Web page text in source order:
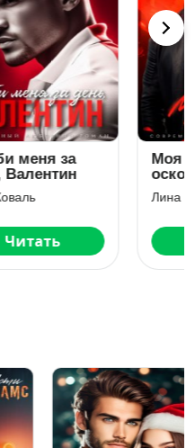
Моя Мия. На
осколках первой
Лина Коваль
Читать